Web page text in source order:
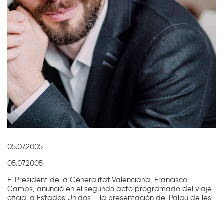
05.07.2005
05.07.2005
El President de la Generalitat Valenciana, Francisco
Camps, anunció en el segundo acto programado del viaje
oficial a Estados Unidos – la presentación del Palau de les